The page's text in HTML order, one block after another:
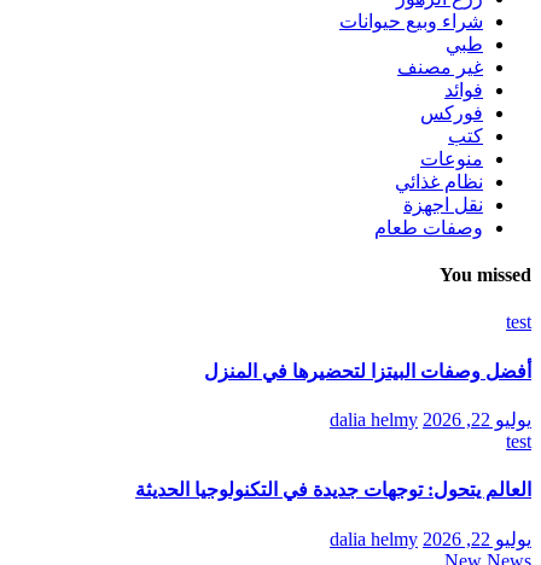
شراء وبيع حيوانات
طبي
غير مصنف
فوائد
فوركس
كتب
منوعات
نظام غذائي
نقل اجهزة
وصفات طعام
You missed
test
أفضل وصفات البيتزا لتحضيرها في المنزل
يوليو 22, 2026
dalia helmy
test
العالم يتحول: توجهات جديدة في التكنولوجيا الحديثة
يوليو 22, 2026
dalia helmy
New News